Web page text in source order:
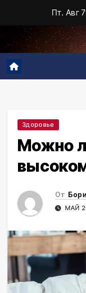
содержимому
Пт. Авг
Здоровье
Можно
От
МАЙ